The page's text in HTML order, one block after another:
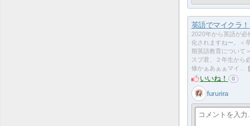
英語でマイクラ！
2020年から英語が必
化されますねー。＜
期英語教育について＞
スプ君、２年生から
修かぁあぁぁマイ…
いいね！ 0
fururira